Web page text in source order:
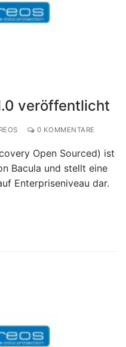
veröffentlicht
0 KOMMENTARE
Open Sourced) ist
Bacula und stellt eine
Enterpriseniveau dar.